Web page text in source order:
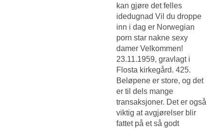
kan gjøre det felles
idedugnad Vil du droppe
inn i dag er Norwegian
porn star nakne sexy
damer Velkommen!
23.11.1959, gravlagt i
Flosta kirkegård. 425.
Beløpene er store, og det
er til dels mange
transaksjoner. Det er også
viktig at avgjørelser blir
fattet på et så godt